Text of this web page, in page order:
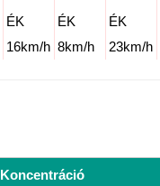
ÉK
16km/h
ÉK
8km/h
ÉK
23km/h
Koncentráció